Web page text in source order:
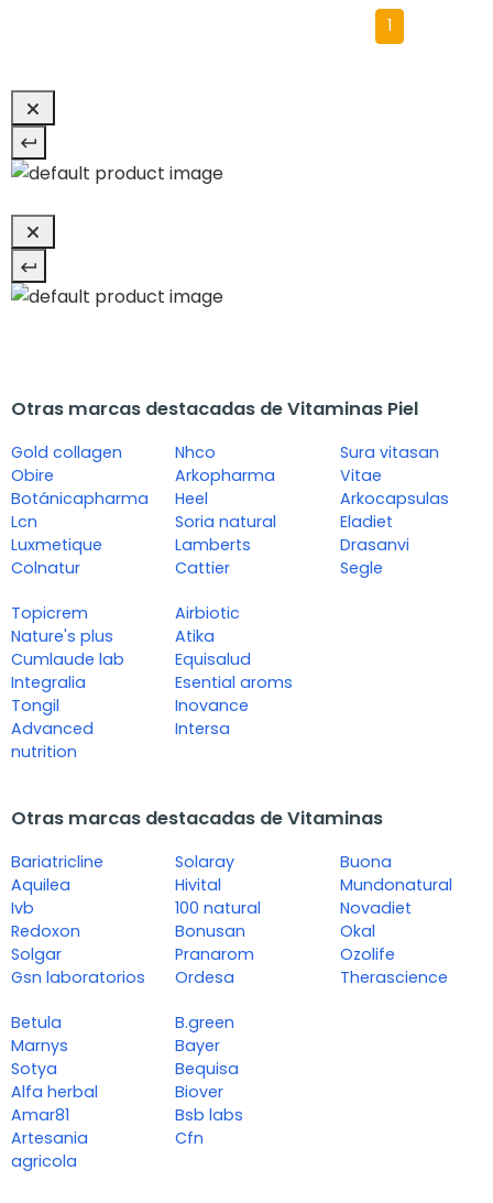
1
Otras marcas destacadas de Vitaminas Piel
Gold collagen
Obire
Botánicapharma
Lcn
Luxmetique
Colnatur
Nhco
Arkopharma
Heel
Soria natural
Lamberts
Cattier
Sura vitasan
Vitae
Arkocapsulas
Eladiet
Drasanvi
Segle
Topicrem
Nature's plus
Cumlaude lab
Integralia
Tongil
Advanced
nutrition
Airbiotic
Atika
Equisalud
Esential aroms
Inovance
Intersa
Otras marcas destacadas de Vitaminas
Bariatricline
Aquilea
Ivb
Redoxon
Solgar
Gsn laboratorios
Solaray
Hivital
100 natural
Bonusan
Pranarom
Ordesa
Buona
Mundonatural
Novadiet
Okal
Ozolife
Therascience
Betula
Marnys
Sotya
Alfa herbal
Amar81
Artesania
agricola
B.green
Bayer
Bequisa
Biover
Bsb labs
Cfn